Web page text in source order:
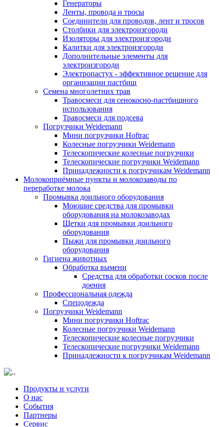
Генераторы
Ленты, провода и тросы
Соединители для проводов, лент и тросов
Столбики для электроизгороди
Изоляторы для электроизгороди
Калитки для электроизгороди
Дополнительные элементы для
электроизгороди
Электропастух - эффективное решение для
организации пастбищ
Семена многолетних трав
Травосмеси для сенокосно-пастбищного
использования
Травосмеси для подсева
Погрузчики Weidemann
Мини погрузчики Hoftraс
Колесные погрузчики Weidemann
Телескопические колесные погрузчики
Телескопические погрузчики Weidemann
Принадлежности к погрузчикам Weidemann
Молокоприёмные пункты и молокозаводы по
переработке молока
Промывка доильного оборудования
Моющие средства для промывки
оборудования на молокозаводах
Щетки для промывки доильного
оборудования
Пыжи для промывки доильного
оборудования
Гигиена животных
Обработка вымени
Средства для обработки сосков после
доения
Профессиональная одежда
Cпецодежда
Погрузчики Weidemann
Мини погрузчики Hoftraс
Колесные погрузчики Weidemann
Телескопические колесные погрузчики
Телескопические погрузчики Weidemann
Принадлежности к погрузчикам Weidemann
Продукты и услуги
О нас
События
Партнеры
Сервис